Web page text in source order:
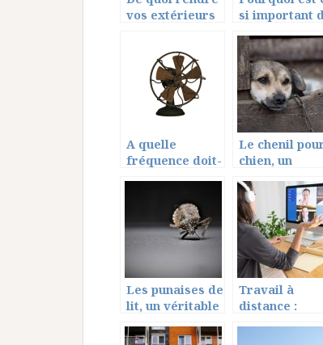
vos extérieurs
si important
maison ?
A quelle
fréquence doit-
ventilateur?
Le chenil
chien, un
Les punaises de
lit, un véritable
les maisons et
Travail à
distance :